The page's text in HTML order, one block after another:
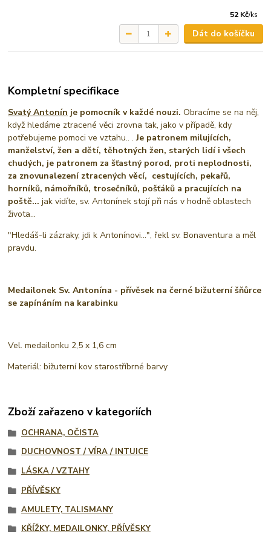
52 Kč/ks
Dát do košíčku
Kompletní specifikace
Svatý Antonín je pomocník v každé nouzi. Obracíme se na něj,
když hledáme ztracené věci zrovna tak, jako v případě, kdy
potřebujeme pomoci ve vztahu.. .Je patronem milujících,
manželství, žen a dětí, těhotných žen, starých lidí i všech
chudých, je patronem za šťastný porod, proti neplodnosti,
za znovunalezení ztracených věcí, cestujících, pekařů,
horníků, námořníků, trosečníků, pošťáků a pracujících na
poště... jak vidíte, sv. Antonínek stojí při nás v hodně oblastech
života...
"Hledáš-li zázraky, jdi k Antonínovi...", řekl sv. Bonaventura a měl
pravdu.
Medailonek Sv. Antonína - přívěsek na černé bižuterní šňůrce
se zapínáním na karabinku
Vel. medailonku 2,5 x 1,6 cm
Materiál: bižuterní kov starostříbrné barvy
Zboží zařazeno v kategoriích
OCHRANA, OČISTA
DUCHOVNOST / VÍRA / INTUICE
LÁSKA / VZTAHY
PŘÍVĚSKY
AMULETY, TALISMANY
KŘÍŽKY, MEDAILONKY, PŘÍVĚSKY